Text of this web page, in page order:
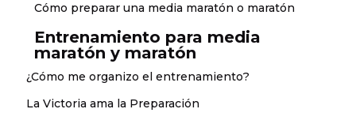
Cómo preparar una media maratón o maratón
Entrenamiento para media
maratón y maratón
¿Cómo me organizo el entrenamiento?
La Victoria ama la Preparación